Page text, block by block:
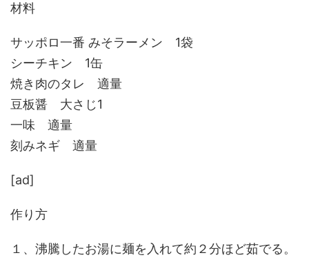
材料
サッポロ一番 みそラーメン 1袋
シーチキン 1缶
焼き肉のタレ 適量
豆板醤 大さじ1
一味 適量
刻みネギ 適量
[ad]
作り方
１、沸騰したお湯に麺を入れて約２分ほど茹でる。